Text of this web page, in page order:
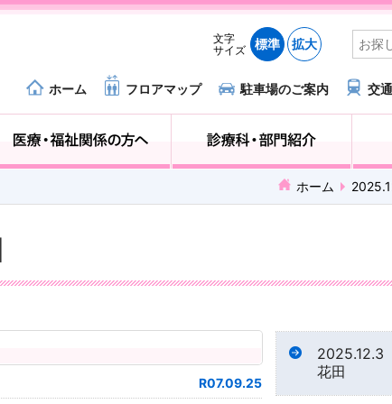
文字
サイズ
標準 拡大
ホーム フロアマップ 駐車場のご案内 交
ホーム
R07.09.25
花田